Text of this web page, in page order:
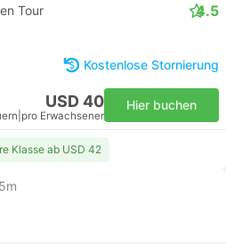
Tour 4.5
Kostenlose Stornierung
USD 40
pro Erwachsener
Hier buchen
Klasse ab USD 42